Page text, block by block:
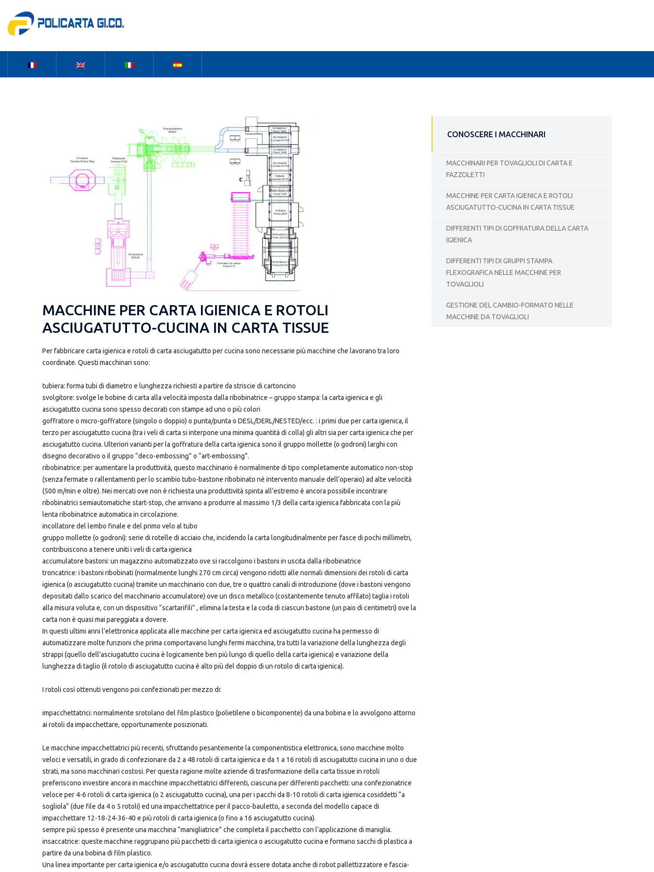
MACCHINE PER CARTA IGIENICA E ROTOLI
ASCIUGATUTTO-CUCINA IN CARTA TISSUE
Per fabbricare carta igienica e rotoli di carta asciugatutto per cucina sono necessarie più macchine che lavorano tra loro
coordinate. Questi macchinari sono:
tubiera: forma tubi di diametro e lunghezza richiesti a partire da striscie di cartoncino
svolgitore: svolge le bobine di carta alla velocità imposta dalla ribobinatrice – gruppo stampa: la carta igienica e gli
asciugatutto cucina sono spesso decorati con stampe ad uno o più colori
goffratore o micro-goffratore (singolo o doppio) o punta/punta o DESL/DERL/NESTED/ecc. : i primi due per carta igienica, il
terzo per asciugatutto cucina (tra i veli di carta si interpone una minima quantità di colla) gli altri sia per carta igienica che per
asciugatutto cucina. Ulteriori varianti per la goffratura della carta igienica sono il gruppo mollette (o godroni) larghi con
disegno decorativo o il gruppo “deco-embossing” o “art-embossing”.
ribobinatrice: per aumentare la produttività, questo macchinario è normalmente di tipo completamente automatico non-stop
(senza fermate o rallentamenti per lo scambio tubo-bastone ribobinato né intervento manuale dell’operaio) ad alte velocità
(500 m/min e oltre). Nei mercati ove non è richiesta una produttività spinta all’estremo è ancora possibile incontrare
ribobinatrici semiautomatiche start-stop, che arrivano a produrre al massimo 1/3 della carta igienica fabbricata con la più
lenta ribobinatrice automatica in circolazione.
incollatore del lembo finale e del primo velo al tubo
gruppo mollette (o godroni): serie di rotelle di acciaio che, incidendo la carta longitudinalmente per fasce di pochi millimetri,
contribuiscono a tenere uniti i veli di carta igienica
accumulatore bastoni: un magazzino automatizzato ove si raccolgono i bastoni in uscita dalla ribobinatrice
troncatrice: i bastoni ribobinati (normalmente lunghi 270 cm circa) vengono ridotti alle normali dimensioni dei rotoli di carta
igienica (o asciugatutto cucina) tramite un macchinario con due, tre o quattro canali di introduzione (dove i bastoni vengono
depositati dallo scarico del macchinario accumulatore) ove un disco metallico (costantemente tenuto affilato) taglia i rotoli
alla misura voluta e, con un dispositivo “scartarifili” , elimina la testa e la coda di ciascun bastone (un paio di centimetri) ove la
carta non è quasi mai pareggiata a dovere.
In questi ultimi anni l’elettronica applicata alle macchine per carta igienica ed asciugatutto cucina ha permesso di
automatizzare molte funzioni che prima comportavano lunghi fermi macchina, tra tutti la variazione della lunghezza degli
strappi (quello dell’asciugatutto cucina è logicamente ben più lungo di quello della carta igienica) e variazione della
lunghezza di taglio (il rotolo di asciugatutto cucina è alto più del doppio di un rotolo di carta igienica).
I rotoli così ottenuti vengono poi confezionati per mezzo di:
impacchettatrici: normalmente srotolano del film plastico (polietilene o bicomponente) da una bobina e lo avvolgono attorno
ai rotoli da impacchettare, opportunamente posizionati.
Le macchine impacchettatrici più recenti, sfruttando pesantemente la componentistica elettronica, sono macchine molto
veloci e versatili, in grado di confezionare da 2 a 48 rotoli di carta igienica e da 1 a 16 rotoli di asciugatutto cucina in uno o due
strati, ma sono macchinari costosi. Per questa ragione molte aziende di trasformazione della carta tissue in rotoli
preferiscono investire ancora in macchine impacchettatrici differenti, ciascuna per differenti pacchetti: una confezionatrice
veloce per 4-6 rotoli di carta igienica (o 2 asciugatutto cucina), una per i pacchi da 8-10 rotoli di carta igienica cosiddetti “a
sogliola” (due file da 4 o 5 rotoli) ed una impacchettatrice per il pacco-bauletto, a seconda del modello capace di
impacchettare 12-18-24-36-40 e più rotoli di carta igienica (o fino a 16 asciugatutto cucina).
sempre più spesso é presente una macchina “manigliatrice” che completa il pacchetto con l’applicazione di maniglia.
insaccatrice: queste macchine raggrupano più pacchetti di carta igienica o asciugatutto cucina e formano sacchi di plastica a
partire da una bobina di film plastico.
Una linea importante per carta igienica e/o asciugatutto cucina dovrà essere dotata anche di robot pallettizzatore e fascia-
CONOSCERE I MACCHINARI
MACCHINARI PER TOVAGLIOLI DI CARTA E
FAZZOLETTI
MACCHINE PER CARTA IGIENICA E ROTOLI
ASCIUGATUTTO-CUCINA IN CARTA TISSUE
DIFFERENTI TIPI DI GOFFRATURA DELLA CARTA
IGIENICA
DIFFERENTI TIPI DI GRUPPI STAMPA
FLEXOGRAFICA NELLE MACCHINE PER
TOVAGLIOLI
GESTIONE DEL CAMBIO-FORMATO NELLE
MACCHINE DA TOVAGLIOLI